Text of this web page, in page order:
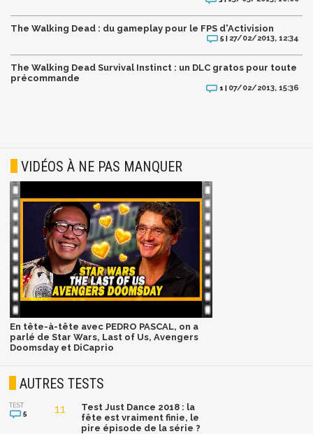
The Walking Dead : du gameplay pour le FPS d'Activision
5 | 27/02/2013, 12:34
The Walking Dead Survival Instinct : un DLC gratos pour toute
précommande
1 | 07/02/2013, 15:36
VIDÉOS À NE PAS MANQUER
En tête-à-tête avec PEDRO PASCAL, on a
parlé de Star Wars, Last of Us, Avengers
Doomsday et DiCaprio
AUTRES TESTS
TEST
5 11
Test Just Dance 2018 : la
fête est vraiment finie, le
pire épisode de la série ?